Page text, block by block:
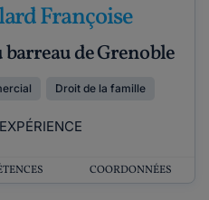
Françoise
barreau de Grenoble
Droit de la famille
COORDONNÉES